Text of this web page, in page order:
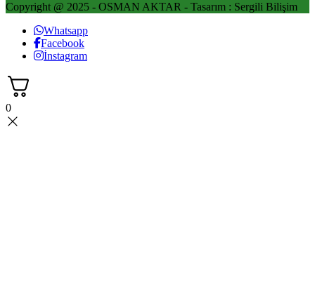
Copyright @ 2025 - OSMAN AKTAR - Tasarım : Sergili Bilişim
Whatsapp
Facebook
İnstagram
0